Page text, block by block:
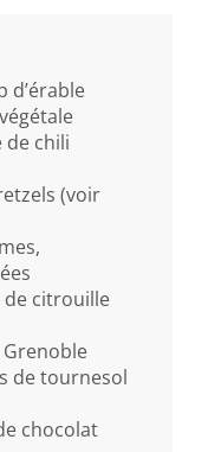
d’érable
de chili
(voir
de citrouille
de tournesol
chocolat